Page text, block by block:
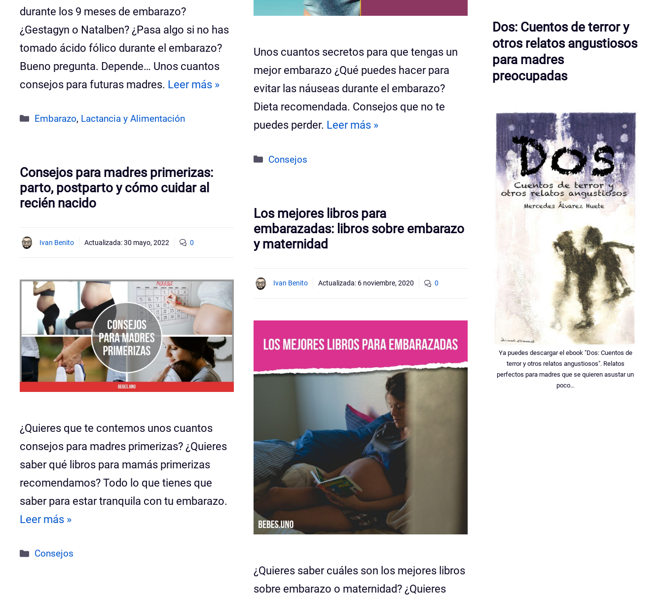
durante los 9 meses de embarazo?
¿Gestagyn o Natalben? ¿Pasa algo si no has
tomado ácido fólico durante el embarazo?
Bueno pregunta. Depende… Unos cuantos
consejos para futuras madres. Leer más »
Categorías
Embarazo, Lactancia y Alimentación
Unos cuantos secretos para que tengas un
mejor embarazo ¿Qué puedes hacer para
evitar las náuseas durante el embarazo?
Dieta recomendada. Consejos que no te
puedes perder. Leer más »
Categorías
Consejos
Consejos para madres primerizas:
parto, postparto y cómo cuidar al
recién nacido
Ivan Benito Actualizada:30 mayo, 2022 0
¿Quieres que te contemos unos cuantos
consejos para madres primerizas? ¿Quieres
saber qué libros para mamás primerizas
recomendamos? Todo lo que tienes que
saber para estar tranquila con tu embarazo.
Leer más »
Categorías
Consejos
Los mejores libros para
embarazadas: libros sobre embarazo
y maternidad
Ivan Benito Actualizada: 6 noviembre, 2020 0
¿Quieres saber cuáles son los mejores libros
sobre embarazo o maternidad? ¿Quieres
Dos: Cuentos de terror y
otros relatos angustiosos
para madres
preocupadas
Ya puedes descargar el ebook "Dos: Cuentos de
terror y otros relatos angustiosos". Relatos
perfectos para madres que se quieren asustar un
poco…